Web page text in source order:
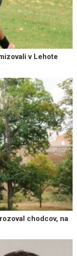
v Lehote
chodcov, na